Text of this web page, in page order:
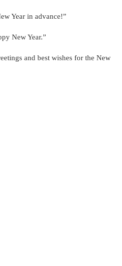
Year in advance!”
New Year.”
and best wishes for the New